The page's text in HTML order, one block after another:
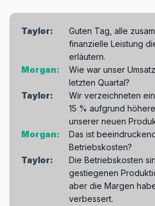
Taylor:
Guten Tag, alle
finanzielle Leistung
erläutern.
Morgan:
Wie war unser
letzten Quartal?
Taylor:
Wir verzeichneten
15 % aufgrund
unserer neuen
Morgan:
Das ist
Betriebskosten?
Taylor:
Die Betriebskosten
gestiegenen
aber die Margen
verbessert.